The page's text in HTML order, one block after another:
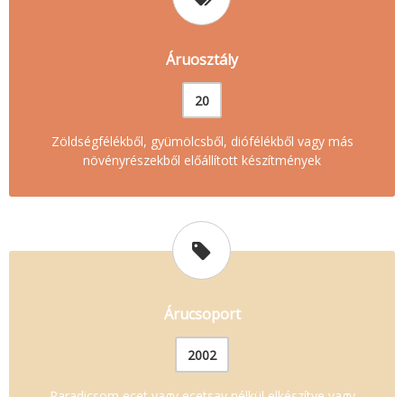
Áruosztály
20
Zöldségfélékből, gyümölcsből, diófélékből vagy más
növényrészekből előállított készítmények
Árucsoport
2002